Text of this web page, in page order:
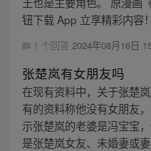
钮下载 App 立享精彩内容！
1 个回答 2024年08月16日
张楚岚有女朋友吗
在现有资料中，关于张楚
有的资料称他没有女朋友
示张楚岚的老婆是冯宝宝
是张楚岚女友、未婚妻或